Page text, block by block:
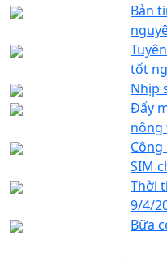
Bản
tốt
Nhịp
Đẩy
nông
SIM
Thời
9/4/
Bữa